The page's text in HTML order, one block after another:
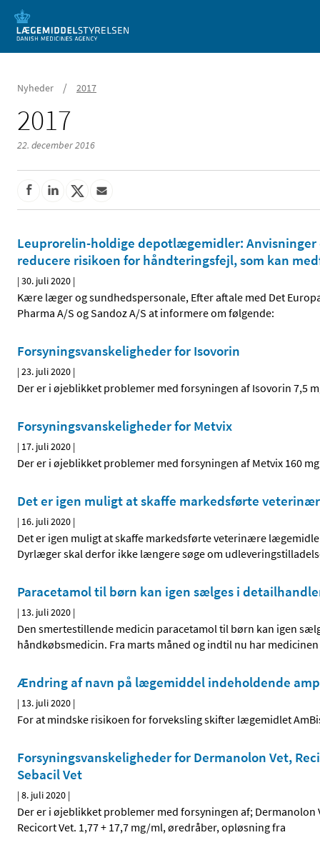
Mobil visning
Nyheder / 2017
2017
22. december 2016
Leuprorelin-holdige depotlægemidler:
reducere risikoen for håndteringsfejl, som kan
|30. juli 2020 |
Kære læger og sundhedspersonale, Efter aftale med Det
Pharma A/S og Sandoz A/S at informere om følgende:
Forsyningsvanskeligheder for Isovorin
|23. juli 2020 |
Der er i øjeblikket problemer med forsyningen af Isovorin 7,5
Forsyningsvanskeligheder for Metvix
| 17. juli 2020 |
Der er i øjeblikket problemer med forsyningen af Metvix 160
Det er igen muligt at skaffe markedsførte
| 16. juli 2020 |
Det er igen muligt at skaffe markedsførte veterinære
Dyrlæger skal derfor ikke længere søge om
Paracetamol til børn kan igen sælges i
| 13. juli 2020 |
Den smertestillende medicin paracetamol til børn kan igen
håndkøbsmedicin. Fra marts måned og indtil nu har
Ændring af navn på lægemiddel indeholdende
| 13. juli 2020 |
For at mindske risikoen for forveksling skifter lægemidlet
Forsyningsvanskeligheder for Dermanolon Vet,
Sebacil Vet
|8. juli 2020 |
Der er i øjeblikket problemer med forsyningen af;
Recicort Vet. 1,77 + 17,7 mg/ml, øredråber, opløsning fra